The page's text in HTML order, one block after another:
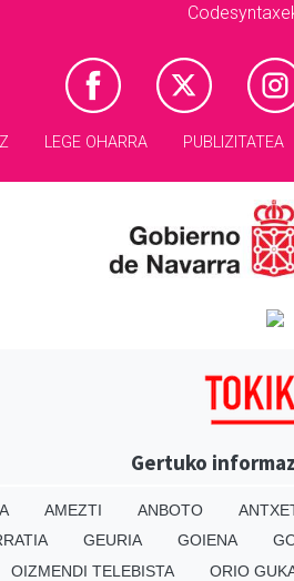
LEGE OHARRA PUBLIZITATEA
Gertuko
AMEZTI ANBOTO
GEURIA GOIENA
OIZMENDI TELEBISTA ORIO